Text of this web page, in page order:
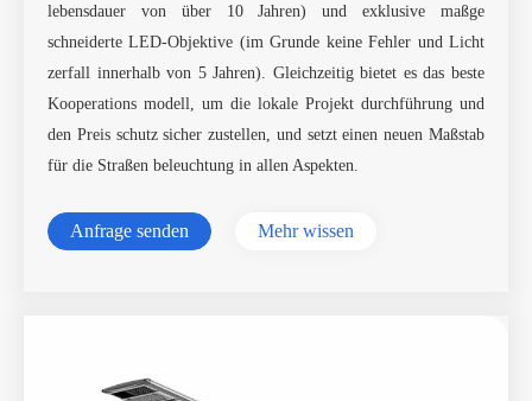
lebensdauer von über 10 Jahren) und exklusive maßge
schneiderte LED-Objektive (im Grunde keine Fehler und Licht
zerfall innerhalb von 5 Jahren). Gleichzeitig bietet es das beste
Kooperations modell, um die lokale Projekt durchführung und
den Preis schutz sicher zustellen, und setzt einen neuen Maßstab
für die Straßen beleuchtung in allen Aspekten.
Anfrage senden Mehr wissen